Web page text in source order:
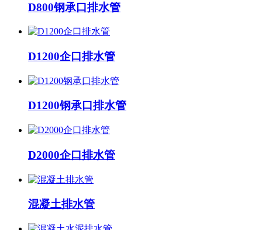
D800钢承口排水管
D1200企口排水管
D1200钢承口排水管
D2000企口排水管
混凝土排水管